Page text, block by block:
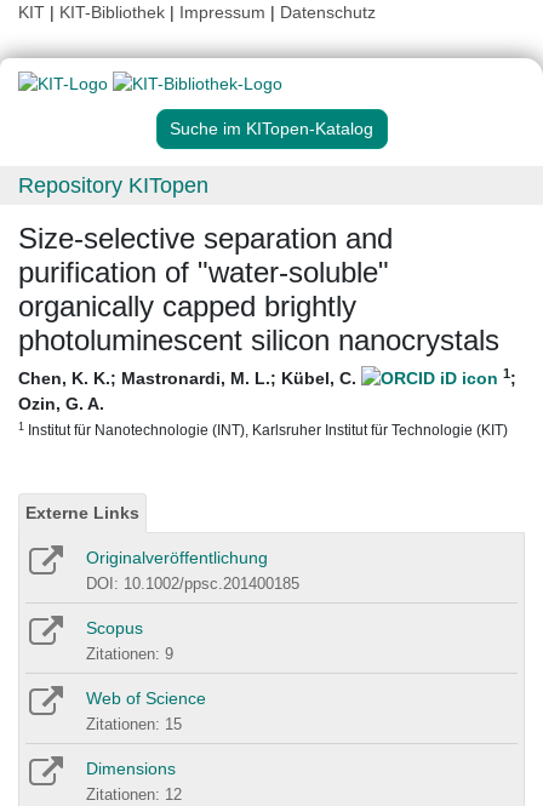
KIT | KIT-Bibliothek | Impressum | Datenschutz
Suche im KITopen-Katalog
Repository KITopen
Size-selective separation and
purification of "water-soluble"
organically capped brightly
photoluminescent silicon nanocrystals
Chen, K. K.; Mastronardi, M. L.; Kübel, C. 1;
Ozin, G. A.
1 Institut für Nanotechnologie (INT), Karlsruher Institut für Technologie (KIT)
Externe Links
Originalveröffentlichung
DOI: 10.1002/ppsc.201400185
Scopus
Zitationen: 9
Web of Science
Zitationen: 15
Dimensions
Zitationen: 12